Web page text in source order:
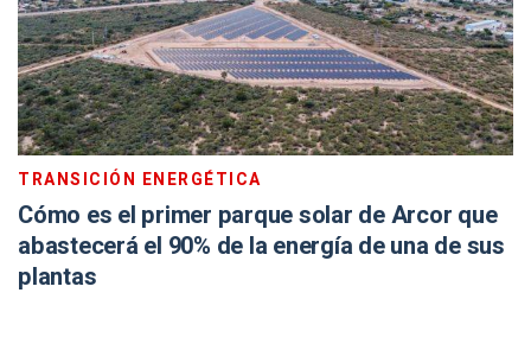
TRANSICIÓN ENERGÉTICA
Cómo es el primer parque solar de Arcor que
abastecerá el 90% de la energía de una de sus
plantas